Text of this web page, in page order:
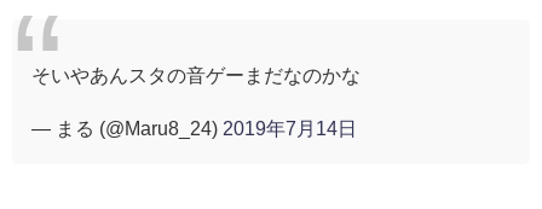
そいやあんスタの音ゲーまだなのかな
— まる (@Maru8_24) 2019年7月14日